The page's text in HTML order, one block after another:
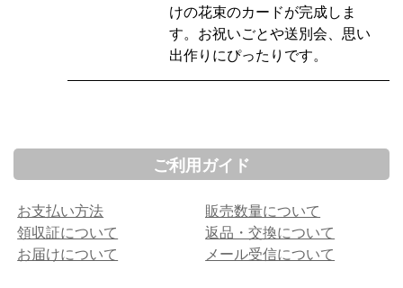
けの花束のカードが完成しま
す。お祝いごとや送別会、思い
出作りにぴったりです。
ご利用ガイド
お支払い方法
領収証について
お届けについて
販売数量について
返品・交換について
メール受信について